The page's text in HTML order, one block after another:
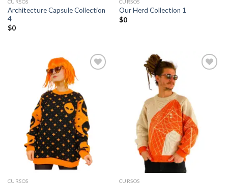
CURSOS
Architecture Capsule Collection
4
$0
CURSOS
Our Herd Collection 1
$0
lista de
deseos
CURSOS
deseos
CURSOS